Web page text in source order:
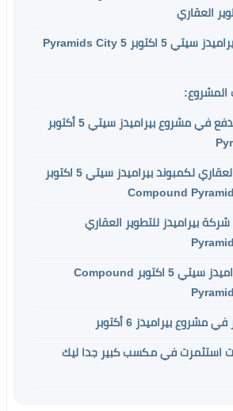
العقاري
مميزات مشروع بيراميدز سيتي 5 اكتوبر Pyramids City 5
المشروع:
أنظمة السداد والدفع في مشروع بيراميدز سيتي 5 أكتوبر
نبذة عن المطور العقاري لكمبوند بيراميدز سيتي 5 اكتوبر
Compound
بيراميدز للتطوير العقاري
أسعار كمبوند بيراميدز سيتي 5 اكتوبر Compound
بيراميدز 6 أكتوبر
استثمرت في مكسب كبير جدا ليك